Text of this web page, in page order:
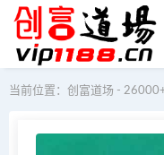
当前位置： 创富道场 - 26000+创